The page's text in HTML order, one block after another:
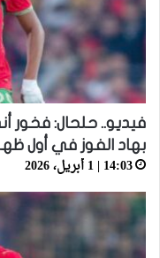
فيديو.. حلحال: فخور
بهاد الفوز في أول
14:03 | 1 أبريل، 2026